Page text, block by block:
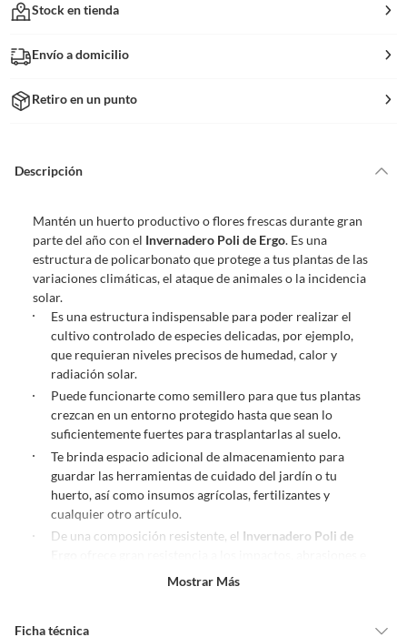
Stock en tienda
Envío a domicilio
Retiro en un punto
Descripción
Mantén un huerto productivo o flores frescas durante gran
parte del año con el Invernadero Poli de Ergo. Es una
estructura de policarbonato que protege a tus plantas de las
variaciones climáticas, el ataque de animales o la incidencia
solar.
Es una estructura indispensable para poder realizar el
cultivo controlado de especies delicadas, por ejemplo,
que requieran niveles precisos de humedad, calor y
radiación solar.
Puede funcionarte como semillero para que tus plantas
crezcan en un entorno protegido hasta que sean lo
suficientemente fuertes para trasplantarlas al suelo.
Te brinda espacio adicional de almacenamiento para
guardar las herramientas de cuidado del jardín o tu
huerto, así como insumos agrícolas, fertilizantes y
cualquier otro artículo.
De una composición resistente, el Invernadero Poli de
inclemencias del tiempo.Mostrar Más
Ficha técnica